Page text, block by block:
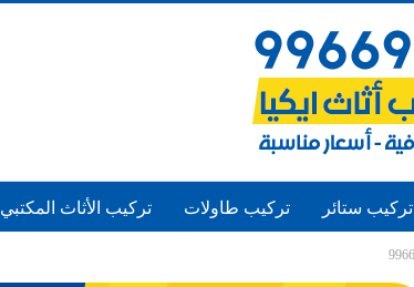
تركيب ستائر تركيب طاولات تركيب الأثاث المكتبي